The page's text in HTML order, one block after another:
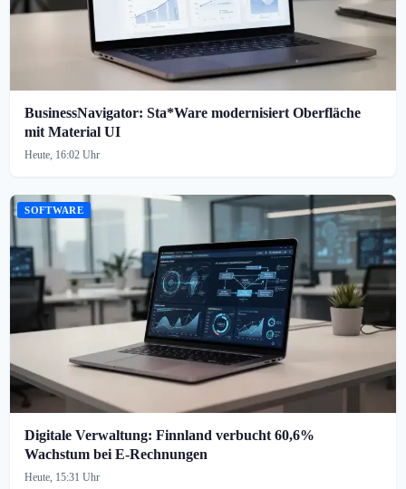
BusinessNavigator: Sta*Ware modernisiert Oberfläche
mit Material UI
Heute, 16:02 Uhr
SOFTWARE
Digitale Verwaltung: Finnland verbucht 60,6%
Wachstum bei E-Rechnungen
Heute, 15:31 Uhr